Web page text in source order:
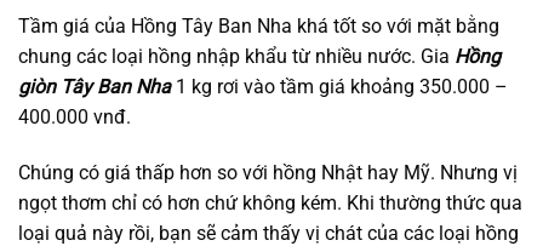
Tầm giá của Hồng Tây Ban Nha khá tốt so với mặt bằng
chung các loại hồng nhập khẩu từ nhiều nước. Gia Hồng
giòn Tây Ban Nha1 kg rơi vào tầm giá khoảng 350.000 –
400.000 vnđ.
Chúng có giá thấp hơn so với hồng Nhật hay Mỹ. Nhưng vị
ngọt thơm chỉ có hơn chứ không kém. Khi thường thức qua
loại quả này rồi, bạn sẽ cảm thấy vị chát của các loại hồng